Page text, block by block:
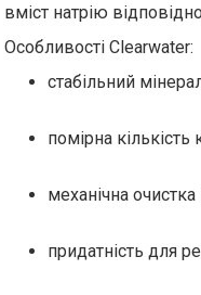
вміст натрію
Особливості Clearwater:
стабільний
помірна
механічна
придатність для